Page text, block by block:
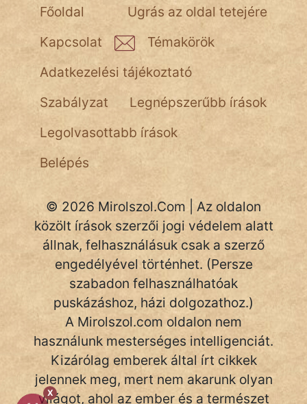
X
mikkamakka
vörös ördög
nagyöreg
NapHold
Név nélkül
pszichopati
szegény legény
Hoffer Botond
szemfüles
Ugrás az oldal tetejére
Főoldal
Kapcsolat
Témakörök
Adatkezelési tájékoztató
Szabályzat
Legnépszerűbb írások
Legolvasottabb írások
Belépés
© 2026 Mirolszol.Com | Az oldalon
közölt írások szerzői jogi védelem alatt
állnak, felhasználásuk csak a szerző
engedélyével történhet. (Persze
szabadon felhasználhatóak
puskázáshoz, házi dolgozathoz.)
A Mirolszol.com oldalon nem
használunk mesterséges intelligenciát.
Kizárólag emberek által írt cikkek
jelennek meg, mert nem akarunk olyan
világot, ahol az ember és a természet